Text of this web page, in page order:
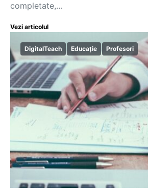
completate,…
Vezi articolul
DigitalTeach Educație Profesori